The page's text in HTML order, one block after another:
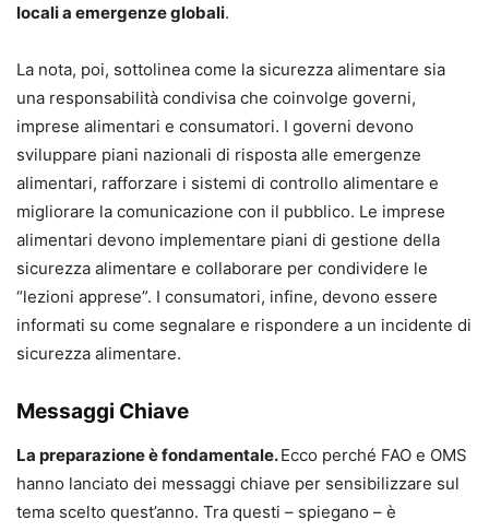
locali a emergenze globali.
La nota, poi, sottolinea come la sicurezza alimentare sia
una responsabilità condivisa che coinvolge governi,
imprese alimentari e consumatori. I governi devono
sviluppare piani nazionali di risposta alle emergenze
alimentari, rafforzare i sistemi di controllo alimentare e
migliorare la comunicazione con il pubblico. Le imprese
alimentari devono implementare piani di gestione della
sicurezza alimentare e collaborare per condividere le
“lezioni apprese”. I consumatori, infine, devono essere
informati su come segnalare e rispondere a un incidente di
sicurezza alimentare.
Messaggi Chiave
La preparazione è fondamentale.Ecco perché FAO e OMS
hanno lanciato dei messaggi chiave per sensibilizzare sul
tema scelto quest’anno. Tra questi – spiegano – è